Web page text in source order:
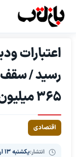
رسید / سقف
۳۶۵ میلیون تومان
اقتصادی
انتشار:یکشنبه ۱۳ اردیبهشت ۱۴۰۵، ساعت ۸:۱۳